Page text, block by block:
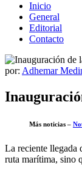
Inicio
General
Editorial
Contacto
por: Adhemar
Más noticias –
La reciente llegada
ruta marítima, sino